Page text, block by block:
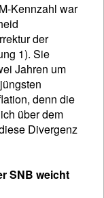
Kennzahl war
der
1). Sie
Jahren um
denn die
über dem
Divergenz
SNB weicht